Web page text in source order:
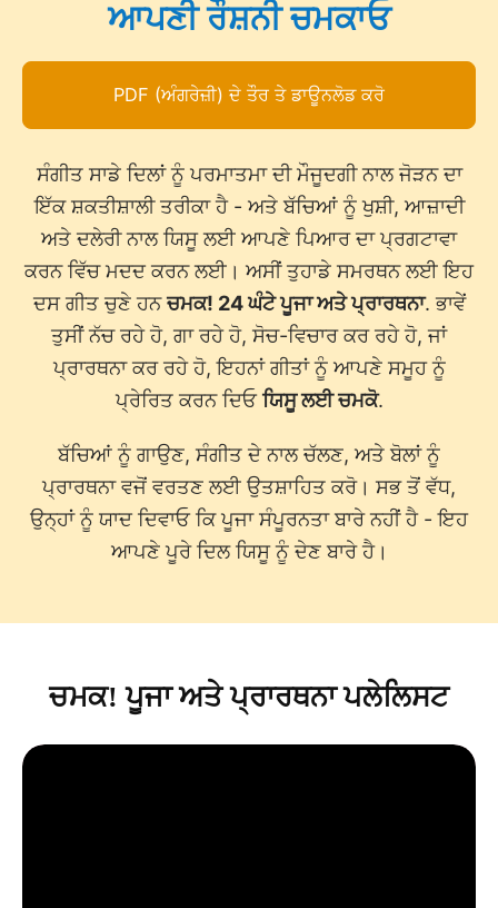
ਆਪਣੀ ਰੌਸ਼ਨੀ ਚਮਕਾਓ
PDF (ਅੰਗਰੇਜ਼ੀ) ਦੇ ਤੌਰ ਤੇ ਡਾਊਨਲੋਡ ਕਰੋ
ਸੰਗੀਤ ਸਾਡੇ ਦਿਲਾਂ ਨੂੰ ਪਰਮਾਤਮਾ ਦੀ ਮੌਜੂਦਗੀ ਨਾਲ ਜੋੜਨ ਦਾ
ਇੱਕ ਸ਼ਕਤੀਸ਼ਾਲੀ ਤਰੀਕਾ ਹੈ - ਅਤੇ ਬੱਚਿਆਂ ਨੂੰ ਖੁਸ਼ੀ, ਆਜ਼ਾਦੀ
ਅਤੇ ਦਲੇਰੀ ਨਾਲ ਯਿਸੂ ਲਈ ਆਪਣੇ ਪਿਆਰ ਦਾ ਪ੍ਰਗਟਾਵਾ
ਕਰਨ ਵਿੱਚ ਮਦਦ ਕਰਨ ਲਈ। ਅਸੀਂ ਤੁਹਾਡੇ ਸਮਰਥਨ ਲਈ ਇਹ
ਦਸ ਗੀਤ ਚੁਣੇ ਹਨਚਮਕ! 24 ਘੰਟੇ ਪੂਜਾ ਅਤੇ ਪ੍ਰਾਰਥਨਾ. ਭਾਵੇਂ
ਤੁਸੀਂ ਨੱਚ ਰਹੇ ਹੋ, ਗਾ ਰਹੇ ਹੋ, ਸੋਚ-ਵਿਚਾਰ ਕਰ ਰਹੇ ਹੋ, ਜਾਂ
ਪ੍ਰਾਰਥਨਾ ਕਰ ਰਹੇ ਹੋ, ਇਹਨਾਂ ਗੀਤਾਂ ਨੂੰ ਆਪਣੇ ਸਮੂਹ ਨੂੰ
ਪ੍ਰੇਰਿਤ ਕਰਨ ਦਿਓਯਿਸੂ ਲਈ ਚਮਕੋ.
ਬੱਚਿਆਂ ਨੂੰ ਗਾਉਣ, ਸੰਗੀਤ ਦੇ ਨਾਲ ਚੱਲਣ, ਅਤੇ ਬੋਲਾਂ ਨੂੰ
ਪ੍ਰਾਰਥਨਾ ਵਜੋਂ ਵਰਤਣ ਲਈ ਉਤਸ਼ਾਹਿਤ ਕਰੋ। ਸਭ ਤੋਂ ਵੱਧ,
ਉਨ੍ਹਾਂ ਨੂੰ ਯਾਦ ਦਿਵਾਓ ਕਿ ਪੂਜਾ ਸੰਪੂਰਨਤਾ ਬਾਰੇ ਨਹੀਂ ਹੈ - ਇਹ
ਆਪਣੇ ਪੂਰੇ ਦਿਲ ਯਿਸੂ ਨੂੰ ਦੇਣ ਬਾਰੇ ਹੈ।
ਚਮਕ! ਪੂਜਾ ਅਤੇ ਪ੍ਰਾਰਥਨਾ ਪਲੇਲਿਸਟ